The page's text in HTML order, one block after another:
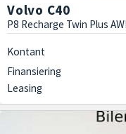
Volvo C40
P8 Recharge Twin Plus
Kontant
Finansiering
Leasing